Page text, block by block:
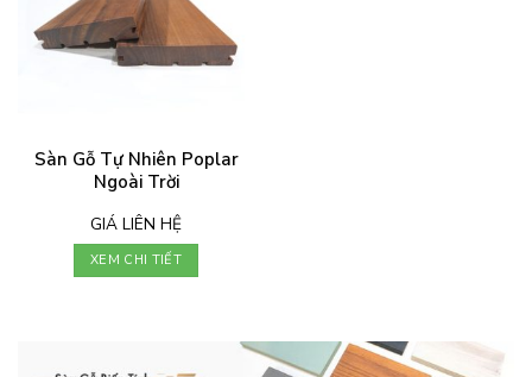
Sàn Gỗ Tự Nhiên Poplar
Ngoài Trời
GIÁ LIÊN HỆ
XEM CHI TIẾT